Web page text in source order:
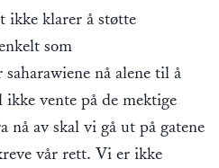
ikke klarer å støtte
som
nå alene til å
vente på de mektige
nå av skal vi gå ut på gatene
vår rett. Vi er ikke